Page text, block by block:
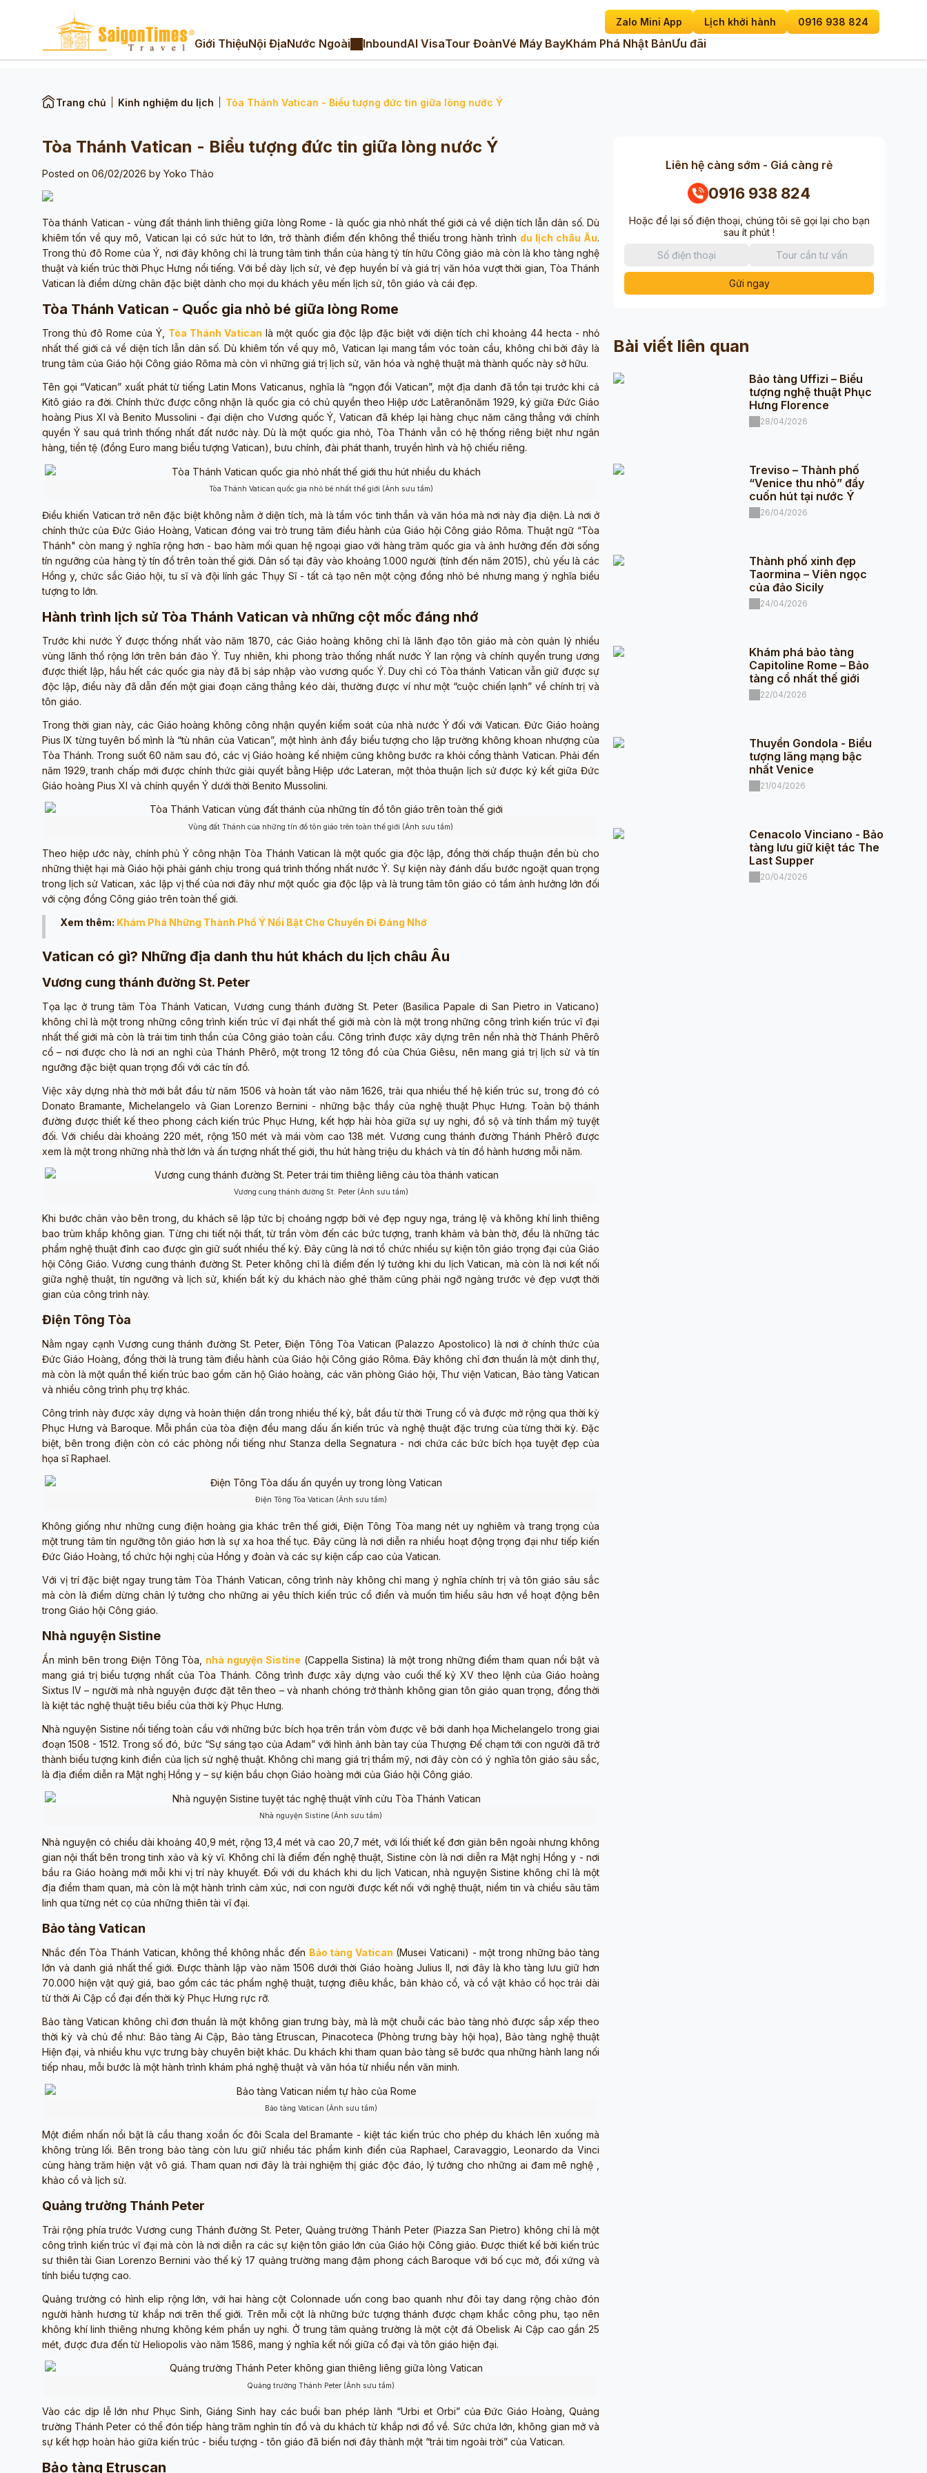
Zalo Mini App Lịch khởi hành 0916 938 824
Giới ThiệuNội ĐịaNước Ngoài InboundAI VisaTour ĐoànVé Máy BayKhám Phá Nhật BảnƯu đãi
Trang chủ Kinh nghiệm du lịch Tòa Thánh Vatican - Biểu tượng đức tin giữa lòng nước Ý
Tòa Thánh Vatican - Biểu tượng đức tin giữa lòng nước Ý
Posted on 06/02/2026 by Yoko Thảo
Tòa thánh Vatican - vùng đất thánh linh thiêng giữa lòng Rome - là quốc gia nhỏ nhất thế giới cả về diện tích lẫn dân số. Dù
khiêm tốn về quy mô, Vatican lại có sức hút to lớn, trở thành điểm đến không thể thiếu trong hành trình du lịch châu Âu.
Trong thủ đô Rome của Ý, nơi đây không chỉ là trung tâm tinh thần của hàng tỷ tín hữu Công giáo mà còn là kho tàng nghệ
thuật và kiến trúc thời Phục Hưng nổi tiếng. Với bề dày lịch sử, vẻ đẹp huyền bí và giá trị văn hóa vượt thời gian, Tòa Thánh
Vatican là điểm dừng chân đặc biệt dành cho mọi du khách yêu mến lịch sử, tôn giáo và cái đẹp.
Tòa Thánh Vatican - Quốc gia nhỏ bé giữa lòng Rome
Trong thủ đô Rome của Ý, Tòa Thánh Vatican là một quốc gia độc lập đặc biệt với diện tích chỉ khoảng 44 hecta - nhỏ
nhất thế giới cả về diện tích lẫn dân số. Dù khiêm tốn về quy mô, Vatican lại mang tầm vóc toàn cầu, không chỉ bởi đây là
trung tâm của Giáo hội Công giáo Rôma mà còn vì những giá trị lịch sử, văn hóa và nghệ thuật mà thành quốc này sở hữu.
Tên gọi “Vatican” xuất phát từ tiếng Latin Mons Vaticanus, nghĩa là “ngọn đồi Vatican”, một địa danh đã tồn tại trước khi cả
Kitô giáo ra đời. Chính thức được công nhận là quốc gia có chủ quyền theo Hiệp ước Latêranônăm 1929, ký giữa Đức Giáo
hoàng Pius XI và Benito Mussolini - đại diện cho Vương quốc Ý, Vatican đã khép lại hàng chục năm căng thẳng với chính
quyền Ý sau quá trình thống nhất đất nước này. Dù là một quốc gia nhỏ, Tòa Thánh vẫn có hệ thống riêng biệt như ngân
hàng, tiền tệ (đồng Euro mang biểu tượng Vatican), bưu chính, đài phát thanh, truyền hình và hộ chiếu riêng.
Tòa Thánh Vatican quốc gia nhỏ bé nhất thế giới (Ảnh sưu tầm)
Điều khiến Vatican trở nên đặc biệt không nằm ở diện tích, mà là tầm vóc tinh thần và văn hóa mà nơi này địa diện. Là nơi ở
chính thức của Đức Giáo Hoàng, Vatican đóng vai trò trung tâm điều hành của Giáo hội Công giáo Rôma. Thuật ngữ “Tòa
Thánh" còn mang ý nghĩa rộng hơn - bao hàm mối quan hệ ngoại giao với hàng trăm quốc gia và ảnh hưởng đến đời sống
tín ngưỡng của hàng tỷ tín đồ trên toàn thế giới. Dân số tại đây vào khoảng 1.000 người (tính đến năm 2015), chủ yếu là các
Hồng y, chức sắc Giáo hội, tu sĩ và đội lính gác Thụy Sĩ - tất cả tạo nên một cộng đồng nhỏ bé nhưng mang ý nghĩa biểu
tượng to lớn.
Hành trình lịch sử Tòa Thánh Vatican và những cột mốc đáng nhớ
Trước khi nước Ý được thống nhất vào năm 1870, các Giáo hoàng không chỉ là lãnh đạo tôn giáo mà còn quản lý nhiều
vùng lãnh thổ rộng lớn trên bán đảo Ý. Tuy nhiên, khi phong trào thống nhất nước Ý lan rộng và chính quyền trung ương
được thiết lập, hầu hết các quốc gia này đã bị sáp nhập vào vương quốc Ý. Duy chỉ có Tòa thánh Vatican vẫn giữ được sự
độc lập, điều này đã dẫn đến một giai đoạn căng thẳng kéo dài, thường được ví như một “cuộc chiến lạnh” về chính trị và
tôn giáo.
Trong thời gian này, các Giáo hoàng không công nhận quyền kiểm soát của nhà nước Ý đối với Vatican. Đức Giáo hoàng
Pius IX từng tuyên bố mình là “tù nhân của Vatican”, một hình ảnh đầy biểu tượng cho lập trường không khoan nhượng của
Tòa Thánh. Trong suốt 60 năm sau đó, các vị Giáo hoàng kế nhiệm cũng không bước ra khỏi cổng thành Vatican. Phải đến
năm 1929, tranh chấp mới được chính thức giải quyết bằng Hiệp ước Lateran, một thỏa thuận lịch sử được ký kết giữa Đức
Giáo hoàng Pius XI và chính quyền Ý dưới thời Benito Mussolini.
Vùng đất Thánh của những tín đồ tôn giáo trên toàn thế giới (Ảnh sưu tầm)
Theo hiệp ước này, chính phủ Ý công nhận Tòa Thánh Vatican là một quốc gia độc lập, đồng thời chấp thuận đền bù cho
những thiệt hại mà Giáo hội phải gánh chịu trong quá trình thống nhất nước Ý. Sự kiện này đánh dấu bước ngoặt quan trọng
trong lịch sử Vatican, xác lập vị thế của nơi đây như một quốc gia độc lập và là trung tâm tôn giáo có tầm ảnh hưởng lớn đối
với cộng đồng Công giáo trên toàn thế giới.
Xem thêm: Khám Phá Những Thành Phố Ý Nổi Bật Cho Chuyến Đi Đáng Nhớ
Vatican có gì? Những địa danh thu hút khách du lịch châu Âu
Vương cung thánh đường St. Peter
Tọa lạc ở trung tâm Tòa Thánh Vatican, Vương cung thánh đường St. Peter (Basilica Papale di San Pietro in Vaticano)
không chỉ là một trong những công trình kiến trúc vĩ đại nhất thế giới mà còn là một trong những công trình kiến trúc vĩ đại
nhất thế giới mà còn là trái tim tinh thần của Công giáo toàn cầu. Công trình được xây dựng trên nền nhà thờ Thánh Phêrô
cổ – nơi được cho là nơi an nghỉ của Thánh Phêrô, một trong 12 tông đồ của Chúa Giêsu, nên mang giá trị lịch sử và tín
ngưỡng đặc biệt quan trọng đối với các tín đồ.
Việc xây dựng nhà thờ mới bắt đầu từ năm 1506 và hoàn tất vào năm 1626, trải qua nhiều thế hệ kiến trúc sư, trong đó có
Donato Bramante, Michelangelo và Gian Lorenzo Bernini - những bậc thầy của nghệ thuật Phục Hưng. Toàn bộ thánh
đường được thiết kế theo phong cách kiến trúc Phục Hưng, kết hợp hài hòa giữa sự uy nghi, đồ sộ và tính thẩm mỹ tuyệt
đối. Với chiều dài khoảng 220 mét, rộng 150 mét và mái vòm cao 138 mét. Vương cung thánh đường Thánh Phêrô được
xem là một trong những nhà thờ lớn và ấn tượng nhất thế giới, thu hút hàng triệu du khách và tín đồ hành hương mỗi năm.
Vương cung thánh đường St. Peter (Ảnh sưu tầm)
Khi bước chân vào bên trong, du khách sẽ lập tức bị choáng ngợp bởi vẻ đẹp nguy nga, tráng lệ và không khí linh thiêng
bao trùm khắp không gian. Từng chi tiết nội thất, từ trần vòm đến các bức tượng, tranh khảm và bàn thờ, đều là những tác
phẩm nghệ thuật đỉnh cao được gìn giữ suốt nhiều thế kỷ. Đây cũng là nơi tổ chức nhiều sự kiện tôn giáo trọng đại của Giáo
hội Công Giáo. Vương cung thánh đường St. Peter không chỉ là điểm đến lý tưởng khi du lịch Vatican, mà còn là nơi kết nối
giữa nghệ thuật, tín ngưỡng và lịch sử, khiến bất kỳ du khách nào ghé thăm cũng phải ngỡ ngàng trước vẻ đẹp vượt thời
gian của công trình này.
Điện Tông Tòa
Nằm ngay cạnh Vương cung thánh đường St. Peter, Điện Tông Tòa Vatican (Palazzo Apostolico) là nơi ở chính thức của
Đức Giáo Hoàng, đồng thời là trung tâm điều hành của Giáo hội Công giáo Rôma. Đây không chỉ đơn thuần là một dinh thự,
mà còn là một quần thể kiến trúc bao gồm căn hộ Giáo hoàng, các văn phòng Giáo hội, Thư viện Vatican, Bảo tàng Vatican
và nhiều công trình phụ trợ khác.
Công trình này được xây dựng và hoàn thiện dần trong nhiều thế kỷ, bắt đầu từ thời Trung cổ và được mở rộng qua thời kỳ
Phục Hưng và Baroque. Mỗi phần của tòa điện đều mang dấu ấn kiến trúc và nghệ thuật đặc trưng của từng thời kỳ. Đặc
biệt, bên trong điện còn có các phòng nổi tiếng như Stanza della Segnatura - nơi chứa các bức bích họa tuyệt đẹp của
họa sĩ Raphael.
Điện Tông Tòa Vatican (Ảnh sưu tầm)
Không giống như những cung điện hoàng gia khác trên thế giới, Điện Tông Tòa mang nét uy nghiêm và trang trọng của
một trung tâm tín ngưỡng tôn giáo hơn là sự xa hoa thế tục. Đây cũng là nơi diễn ra nhiều hoạt động trọng đại như tiếp kiến
Đức Giáo Hoàng, tổ chức hội nghị của Hồng y đoàn và các sự kiện cấp cao của Vatican.
Với vị trí đặc biệt ngay trung tâm Tòa Thánh Vatican, công trình này không chỉ mang ý nghĩa chính trị và tôn giáo sâu sắc
mà còn là điểm dừng chân lý tưởng cho những ai yêu thích kiến trúc cổ điển và muốn tìm hiểu sâu hơn về hoạt động bên
trong Giáo hội Công giáo.
Nhà nguyện Sistine
Ẩn mình bên trong Điện Tông Tòa, nhà nguyện Sistine (Cappella Sistina) là một trong những điểm tham quan nổi bật và
mang giá trị biểu tượng nhất của Tòa Thánh. Công trình được xây dựng vào cuối thế kỷ XV theo lệnh của Giáo hoàng
Sixtus IV – người mà nhà nguyện được đặt tên theo – và nhanh chóng trở thành không gian tôn giáo quan trọng, đồng thời
là kiệt tác nghệ thuật tiêu biểu của thời kỳ Phục Hưng.
Nhà nguyện Sistine nổi tiếng toàn cầu với những bức bích họa trên trần vòm được vẽ bởi danh họa Michelangelo trong giai
đoạn 1508 - 1512. Trong số đó, bức “Sự sáng tạo của Adam” với hình ảnh bàn tay của Thượng Đế chạm tới con người đã trở
thành biểu tượng kinh điển của lịch sử nghệ thuật. Không chỉ mang giá trị thẩm mỹ, nơi đây còn có ý nghĩa tôn giáo sâu sắc,
là địa điểm diễn ra Mật nghị Hồng y – sự kiện bầu chọn Giáo hoàng mới của Giáo hội Công giáo.
Nhà nguyện Sistine (Ảnh sưu tầm)
Nhà nguyện có chiều dài khoảng 40,9 mét, rộng 13,4 mét và cao 20,7 mét, với lối thiết kế đơn giản bên ngoài nhưng không
gian nội thất bên trong tinh xảo và kỳ vĩ. Không chỉ là điểm đến nghệ thuật, Sistine còn là nơi diễn ra Mật nghị Hồng y - nơi
bầu ra Giáo hoàng mới mỗi khi vị trí này khuyết. Đối với du khách khi du lịch Vatican, nhà nguyện Sistine không chỉ là một
địa điểm tham quan, mà còn là một hành trình cảm xúc, nơi con người được kết nối với nghệ thuật, niềm tin và chiều sâu tâm
linh qua từng nét cọ của những thiên tài vĩ đại.
Bảo tàng Vatican
Nhắc đến Tòa Thánh Vatican, không thể không nhắc đến Bảo tàng Vatican (Musei Vaticani) - một trong những bảo tàng
lớn và danh giá nhất thế giới. Được thành lập vào năm 1506 dưới thời Giáo hoàng Julius II, nơi đây là kho tàng lưu giữ hơn
70.000 hiện vật quý giá, bao gồm các tác phẩm nghệ thuật, tượng điêu khắc, bản khảo cổ, và cổ vật khảo cổ học trải dài
từ thời Ai Cập cổ đại đến thời kỳ Phục Hưng rực rỡ.
Bảo tàng Vatican không chỉ đơn thuần là một không gian trưng bày, mà là một chuỗi các bảo tàng nhỏ được sắp xếp theo
thời kỳ và chủ đề như: Bảo tàng Ai Cập, Bảo tàng Etruscan, Pinacoteca (Phòng trưng bày hội họa), Bảo tàng nghệ thuật
Hiện đại, và nhiều khu vực trưng bày chuyên biệt khác. Du khách khi tham quan bảo tàng sẽ bước qua những hành lang nối
tiếp nhau, mỗi bước là một hành trình khám phá nghệ thuật và văn hóa từ nhiều nền văn minh.
Bảo tàng Vatican (Ảnh sưu tầm)
Một điểm nhấn nổi bật là cầu thang xoắn ốc đôi Scala del Bramante - kiệt tác kiến trúc cho phép du khách lên xuống mà
không trùng lối. Bên trong bảo tàng còn lưu giữ nhiều tác phẩm kinh điển của Raphael, Caravaggio, Leonardo da Vinci
cùng hàng trăm hiện vật vô giá. Tham quan nơi đây là trải nghiệm thị giác độc đáo, lý tưởng cho những ai đam mê nghệ ,
khảo cổ và lịch sử.
Quảng trường Thánh Peter
Trải rộng phía trước Vương cung Thánh đường St. Peter, Quảng trường Thánh Peter (Piazza San Pietro) không chỉ là một
công trình kiến trúc vĩ đại mà còn là nơi diễn ra các sự kiện tôn giáo lớn của Giáo hội Công giáo. Được thiết kế bởi kiến trúc
sư thiên tài Gian Lorenzo Bernini vào thế kỷ 17 quảng trường mang đậm phong cách Baroque với bố cục mở, đối xứng và
tính biểu tượng cao.
Quảng trường có hình elip rộng lớn, với hai hàng cột Colonnade uốn cong bao quanh như đôi tay dang rộng chào đón
người hành hương từ khắp nơi trên thế giới. Trên mỗi cột là những bức tượng thánh được chạm khắc công phu, tạo nên
không khí linh thiêng nhưng không kém phần uy nghi. Ở trung tâm quảng trường là một cột đá Obelisk Ai Cập cao gần 25
mét, được đưa đến từ Heliopolis vào năm 1586, mang ý nghĩa kết nối giữa cổ đại và tôn giáo hiện đại.
Quảng trường Thánh Peter (Ảnh sưu tầm)
Vào các dịp lễ lớn như Phục Sinh, Giáng Sinh hay các buổi ban phép lành “Urbi et Orbi” của Đức Giáo Hoàng, Quảng
trường Thánh Peter có thể đón tiếp hàng trăm nghìn tín đồ và du khách từ khắp nơi đổ về. Sức chứa lớn, không gian mở và
sự kết hợp hoàn hảo giữa kiến trúc - biểu tượng - tôn giáo đã biến nơi đây thành một “trái tim ngoài trời” của Vatican.
Bảo tàng Etruscan
Liên hệ càng sớm - Giá càng rẻ
0916 938 824
Hoặc để lại số điện thoại, chúng tôi sẽ gọi lại cho bạn
sau ít phút !
Gửi ngay
Bài viết liên quan
Bảo tàng Uffizi – Biểu
tượng nghệ thuật Phục
Hưng Florence
28/04/2026
Treviso – Thành phố
“Venice thu nhỏ” đầy
cuốn hút tại nước Ý
26/04/2026
Thành phố xinh đẹp
Taormina – Viên ngọc
của đảo Sicily
24/04/2026
Khám phá bảo tàng
Capitoline Rome – Bảo
tàng cổ nhất thế giới
22/04/2026
Thuyền Gondola - Biểu
tượng lãng mạng bậc
nhất Venice
21/04/2026
Cenacolo Vinciano - Bảo
tàng lưu giữ kiệt tác The
Last Supper
20/04/2026